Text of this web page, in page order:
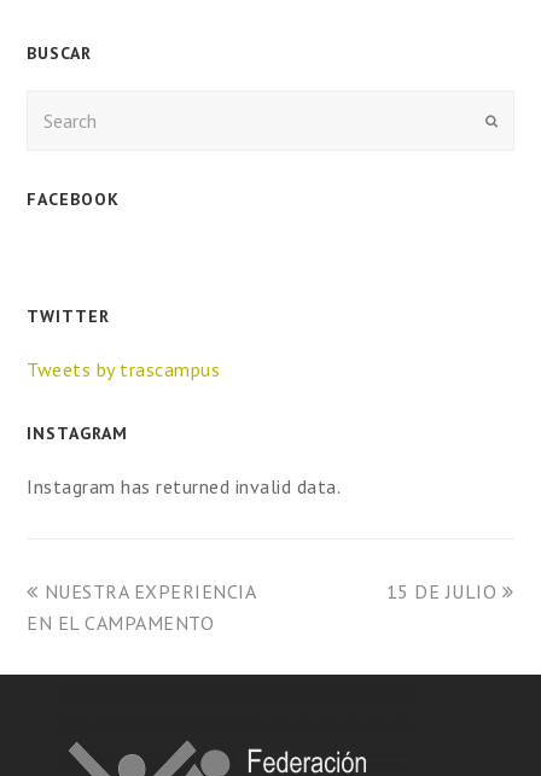
BUSCAR
Enviar
FACEBOOK
TWITTER
Tweets by trascampus
INSTAGRAM
Instagram has returned invalid data.
NUESTRA EXPERIENCIA
EN EL CAMPAMENTO
15 DE JULIO